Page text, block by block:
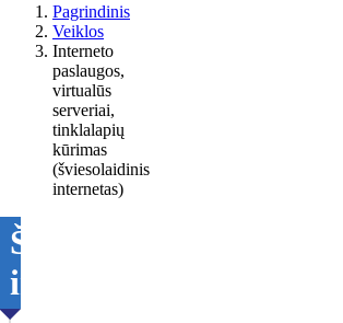
Pagrindinis
Veiklos
Interneto
paslaugos,
virtualūs
serveriai,
tinklalapių
kūrimas
(šviesolaidinis
internetas)
Šviesolaidinis
internetas